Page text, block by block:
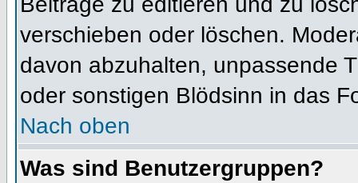
verschieben oder löschen.
davon abzuhalten, unpassende
oder sonstigen Blödsinn in das
Nach oben
Was sind Benutzergruppen?